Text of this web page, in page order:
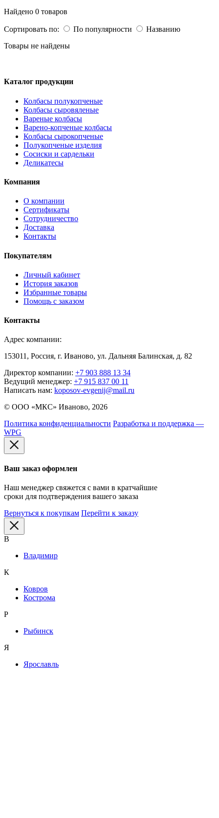
Найдено 0 товаров
Сортировать по: По популярности
Названию
Товары не найдены
Каталог продукции
Колбасы полукопченые
Колбасы сыровяленые
Вареные колбасы
Варено-копченые колбасы
Колбасы сырокопченые
Полукопченые изделия
Сосиски и сардельки
Деликатесы
Компания
О компании
Сертификаты
Сотрудничество
Доставка
Контакты
Покупателям
Личный кабинет
История заказов
Избранные товары
Помощь с заказом
Контакты
Адрес компании:
153011, Россия, г. Иваново, ул. Дальняя Балинская, д. 82
Директор компании: +7 903 888 13 34
Ведущий менеджер: +7 915 837 00 11
Написать нам: koposov-evgenij@mail.ru
© ООО «МКС» Иваново, 2026
Политика конфиденциальности Разработка и поддержка —
WPG
Ваш заказ оформлен
Наш менеджер свяжется с вами в кратчайшие
сроки для подтверждения вашего заказа
Вернуться к покупкам Перейти к заказу
В
Владимир
К
Ковров
Кострома
Р
Рыбинск
Я
Ярославль